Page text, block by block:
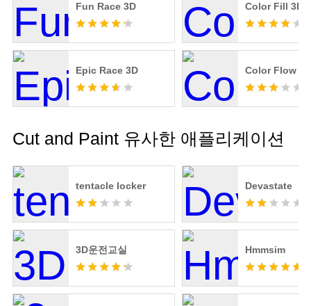
Fun Race 3D Color Fill 3D
Epic Race 3D Color Flow 3D
Cut and Paint 유사한 애플리케이션
tentacle locker Devastate
3D운전교실 Hmmsim